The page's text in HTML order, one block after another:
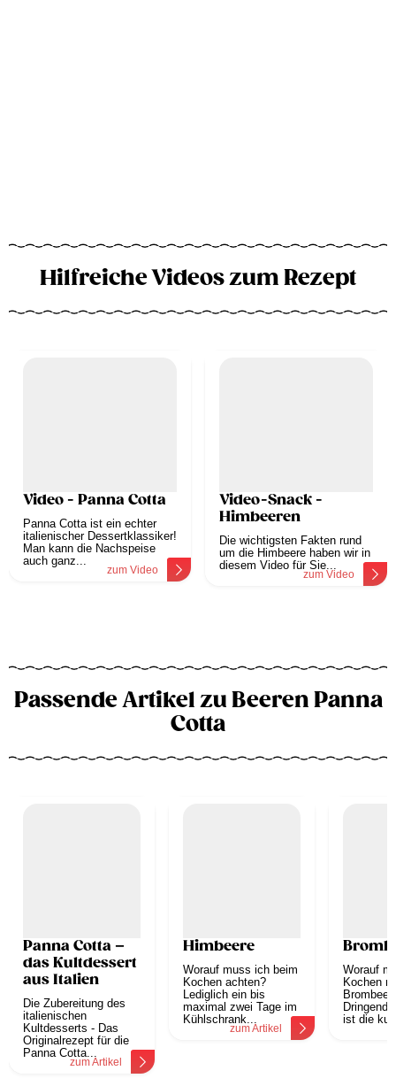
Hilfreiche Videos zum Rezept
Video - Panna Cotta
Panna Cotta ist ein echter
italienischer Dessertklassiker!
Man kann die Nachspeise
auch ganz...
zum Video
Video-Snack -
Himbeeren
Die wichtigsten Fakten rund
um die Himbeere haben wir in
diesem Video für Sie...
zum Video
Passende Artikel zu Beeren Panna
Cotta
Panna Cotta –
das Kultdessert
aus Italien
Die Zubereitung des
italienischen
Kultdesserts - Das
Originalrezept für die
Panna Cotta...
zum Artikel
Himbeere
Worauf muss ich beim
Kochen achten?
Lediglich ein bis
maximal zwei Tage im
Kühlschrank...
zum Artikel
Worauf
Kochen
Dringend
ist die